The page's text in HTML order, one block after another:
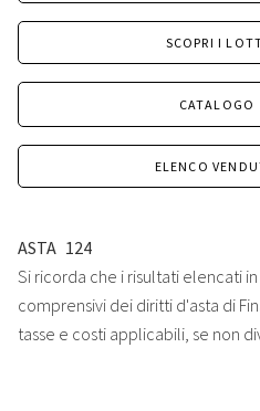
SCOPRI I
CATALOGO
ELENCO
ASTA 124
Si ricorda che i risultati elencati
comprensivi dei diritti d'asta di
tasse e costi applicabili, se non